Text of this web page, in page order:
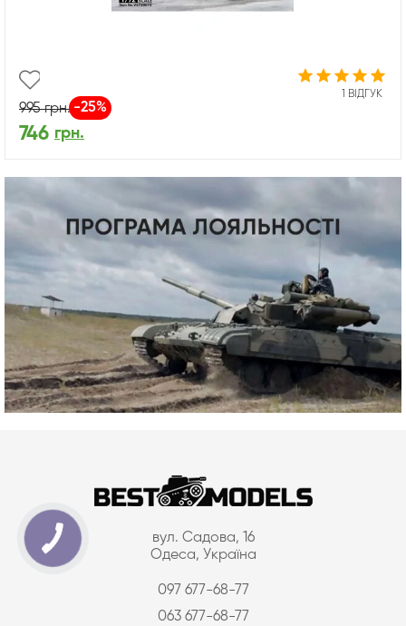
1 ВІДГУК
995грн. -25%
746 грн.
вул. Садова, 16
Одеса, Україна
097 677-68-77
063 677-68-77